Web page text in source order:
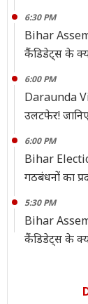
6:30 PM
Bihar
कैंडिडेट्स के
6:00 PM
Daraunda
उलटफेर!
6:00 PM
Bihar
गठबंधनों का
5:30 PM
Bihar
कैंडिडेट्स के